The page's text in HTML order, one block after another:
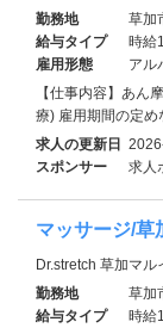
勤務地
草加
給与タイプ
時給
雇用形態
アル
【仕事内容】あん
療) 雇用期間の定め
求人の更新日
スポンサー
求人
マッサージ/草
Dr.stretch 草加マル
勤務地
草加
給与タイプ
時給